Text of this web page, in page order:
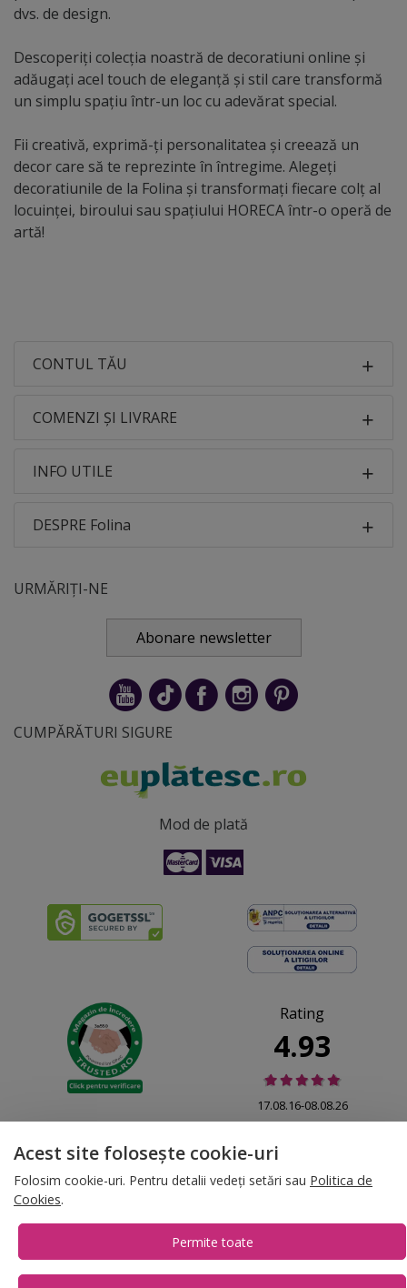
dvs. de design.
Descoperiți colecția noastră de decoratiuni online și
adăugați acel touch de eleganță și stil care transformă
un simplu spațiu într-un loc cu adevărat special.
Fii creativă, exprimă-ți personalitatea și creează un
decor care să te reprezinte în întregime. Alegeți
decoratiunile de la Folina și transformați fiecare colț al
locuinței, biroului sau spațiului HORECA într-o operă de
artă!
CONTUL TĂU
COMENZI ȘI LIVRARE
INFO UTILE
DESPRE Folina
URMĂRIȚI-NE
Abonare newsletter
CUMPĂRĂTURI SIGURE
Mod de plată
Rating
4.93
17.08.16-08.08.26
© 2026 Folina.ro | All Rights Reserved. Folina.ro |
•Termene și condiții•Gestionează preferințe cookies
T:+4 0754.069.667
Acest site folosește cookie-uri
Folosim cookie-uri. Pentru detalii vedeți setări sau Politica de
Cookies.
Permite toate